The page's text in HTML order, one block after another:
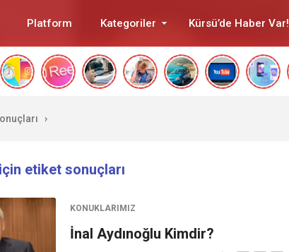
Platform Kategoriler Kürsü’de Haber Var!
›
etiket sonuçları
KONUKLARIMIZ
İnal Aydınoğlu Kimdir?